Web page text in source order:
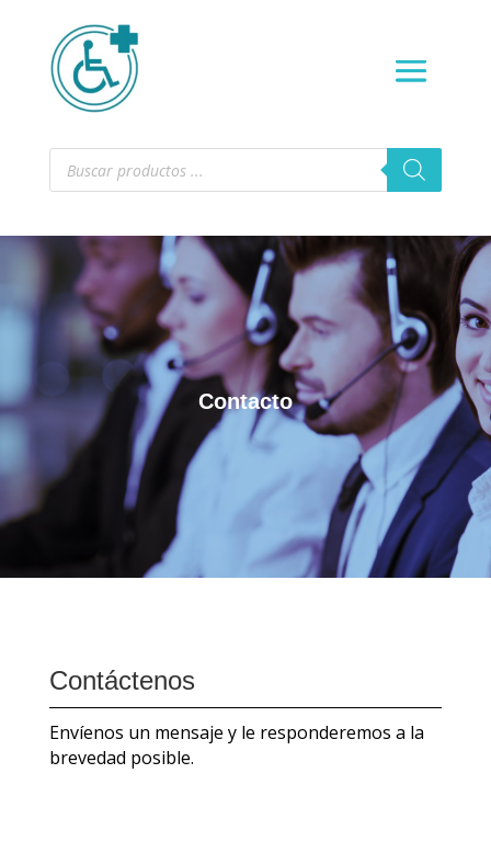
Búsqueda
productos
Contacto
Contáctenos
Envíenos un mensaje y le responderemos a la
brevedad posible.